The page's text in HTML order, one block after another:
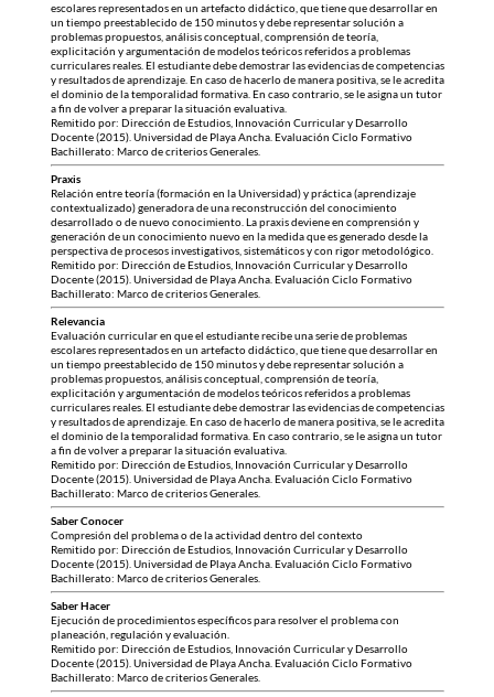
escolares representados en un artefacto didáctico, que tiene que desarrollar en
un tiempo preestablecido de 150 minutos y debe representar solución a
problemas propuestos, análisis conceptual, comprensión de teoría,
explicitación y argumentación de modelos teóricos referidos a problemas
curriculares reales. El estudiante debe demostrar las evidencias de competencias
y resultados de aprendizaje. En caso de hacerlo de manera positiva, se le acredita
el dominio de la temporalidad formativa. En caso contrario, se le asigna un tutor
a fin de volver a preparar la situación evaluativa.
Remitido por: Dirección de Estudios, Innovación Curricular y Desarrollo
Docente (2015). Universidad de Playa Ancha. Evaluación Ciclo Formativo
Bachillerato: Marco de criterios Generales.
Praxis
Relación entre teoría (formación en la Universidad) y práctica (aprendizaje
contextualizado) generadora de una reconstrucción del conocimiento
desarrollado o de nuevo conocimiento. La praxis deviene en comprensión y
generación de un conocimiento nuevo en la medida que es generado desde la
perspectiva de procesos investigativos, sistemáticos y con rigor metodológico.
Remitido por: Dirección de Estudios, Innovación Curricular y Desarrollo
Docente (2015). Universidad de Playa Ancha. Evaluación Ciclo Formativo
Bachillerato: Marco de criterios Generales.
Relevancia
Evaluación curricular en que el estudiante recibe una serie de problemas
escolares representados en un artefacto didáctico, que tiene que desarrollar en
un tiempo preestablecido de 150 minutos y debe representar solución a
problemas propuestos, análisis conceptual, comprensión de teoría,
explicitación y argumentación de modelos teóricos referidos a problemas
curriculares reales. El estudiante debe demostrar las evidencias de competencias
y resultados de aprendizaje. En caso de hacerlo de manera positiva, se le acredita
el dominio de la temporalidad formativa. En caso contrario, se le asigna un tutor
a fin de volver a preparar la situación evaluativa.
Remitido por: Dirección de Estudios, Innovación Curricular y Desarrollo
Docente (2015). Universidad de Playa Ancha. Evaluación Ciclo Formativo
Bachillerato: Marco de criterios Generales.
Saber Conocer
Compresión del problema o de la actividad dentro del contexto
Remitido por: Dirección de Estudios, Innovación Curricular y Desarrollo
Docente (2015). Universidad de Playa Ancha. Evaluación Ciclo Formativo
Bachillerato: Marco de criterios Generales.
Saber Hacer
Ejecución de procedimientos específicos para resolver el problema con
planeación, regulación y evaluación.
Remitido por: Dirección de Estudios, Innovación Curricular y Desarrollo
Docente (2015). Universidad de Playa Ancha. Evaluación Ciclo Formativo
Bachillerato: Marco de criterios Generales.